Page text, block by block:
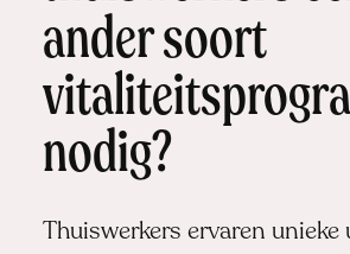
ander soort
nodig?
Thuiswerkers ervaren unieke